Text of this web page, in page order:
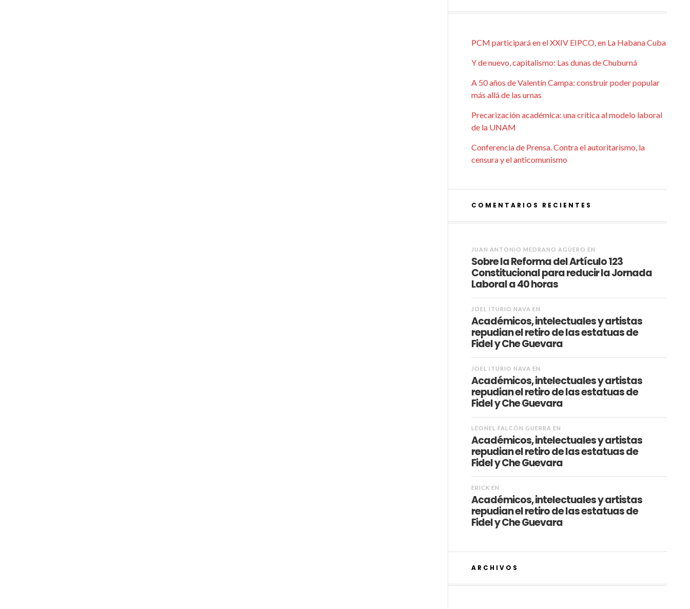
PCM participará en el XXIV EIPCO, en La Habana Cuba
Y de nuevo, capitalismo: Las dunas de Chuburná
A 50 años de Valentín Campa: construir poder popular
más allá de las urnas
Precarización académica: una crítica al modelo laboral
de la UNAM
Conferencia de Prensa. Contra el autoritarismo, la
censura y el anticomunismo
COMENTARIOS RECIENTES
JUAN ANTONIO MEDRANO AGÜERO EN
Sobre la Reforma del Artículo 123
Constitucional para reducir la Jornada
Laboral a 40 horas
JOEL ITURIO NAVA EN
Académicos, intelectuales y artistas
repudian el retiro de las estatuas de
Fidel y Che Guevara
JOEL ITURIO NAVA EN
Académicos, intelectuales y artistas
repudian el retiro de las estatuas de
Fidel y Che Guevara
LEONEL FALCÓN GUERRA EN
Académicos, intelectuales y artistas
repudian el retiro de las estatuas de
Fidel y Che Guevara
ERICK EN
Académicos, intelectuales y artistas
repudian el retiro de las estatuas de
Fidel y Che Guevara
ARCHIVOS